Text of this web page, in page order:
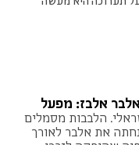
אלבז: מפעל
הלבבות מסמלים
את אלבר לאורך